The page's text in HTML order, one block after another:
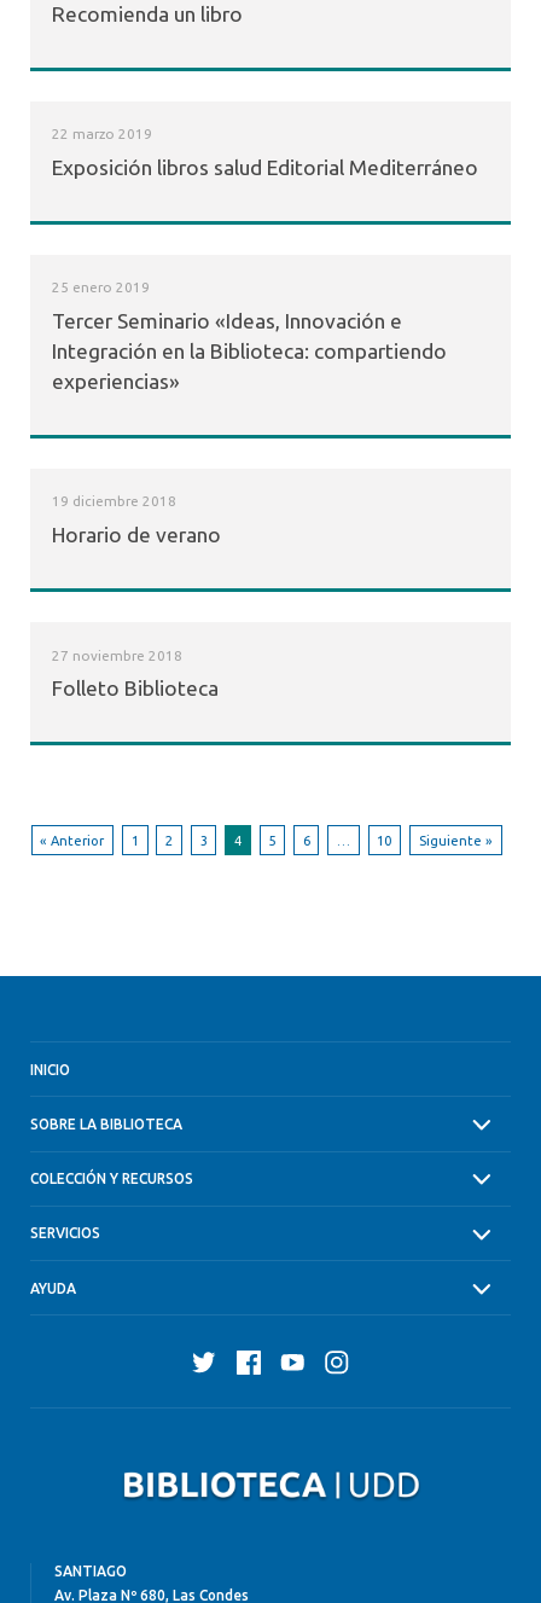
Recomienda un libro
22 marzo 2019
Exposición libros salud Editorial Mediterráneo
25 enero 2019
Tercer Seminario «Ideas, Innovación e
Integración en la Biblioteca: compartiendo
experiencias»
19 diciembre 2018
Horario de verano
27 noviembre 2018
Folleto Biblioteca
« Anterior 1 2 3 4 5 6 10 Siguiente »
INICIO
SOBRE LA BIBLIOTECA
COLECCIÓN Y RECURSOS
SERVICIOS
AYUDA
Twitter FacebookYouTubeInstagram
SANTIAGO
Av. Plaza Nº 680, Las Condes